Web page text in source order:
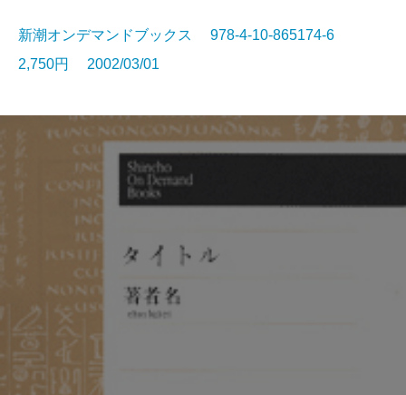
新潮オンデマンドブックス 978-4-10-865174-6
2,750円 2002/03/01